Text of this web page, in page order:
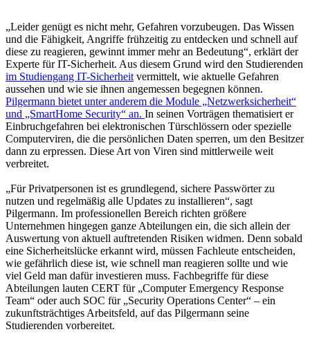
„Leider genügt es nicht mehr, Gefahren vorzubeugen. Das Wissen
und die Fähigkeit, Angriffe frühzeitig zu entdecken und schnell auf
diese zu reagieren, gewinnt immer mehr an Bedeutung“, erklärt der
Experte für IT-Sicherheit. Aus diesem Grund wird den Studierenden
im Studiengang IT-Sicherheit vermittelt, wie aktuelle Gefahren
aussehen und wie sie ihnen angemessen begegnen können.
Pilgermann bietet unter anderem die Module „Netzwerksicherheit“
und „SmartHome Security“ an. In seinen Vorträgen thematisiert er
Einbruchgefahren bei elektronischen Türschlössern oder spezielle
Computerviren, die die persönlichen Daten sperren, um den Besitzer
dann zu erpressen. Diese Art von Viren sind mittlerweile weit
verbreitet.
„Für Privatpersonen ist es grundlegend, sichere Passwörter zu
nutzen und regelmäßig alle Updates zu installieren“, sagt
Pilgermann. Im professionellen Bereich richten größere
Unternehmen hingegen ganze Abteilungen ein, die sich allein der
Auswertung von aktuell auftretenden Risiken widmen. Denn sobald
eine Sicherheitslücke erkannt wird, müssen Fachleute entscheiden,
wie gefährlich diese ist, wie schnell man reagieren sollte und wie
viel Geld man dafür investieren muss. Fachbegriffe für diese
Abteilungen lauten CERT für „Computer Emergency Response
Team“ oder auch SOC für „Security Operations Center“ – ein
zukunftsträchtiges Arbeitsfeld, auf das Pilgermann seine
Studierenden vorbereitet.